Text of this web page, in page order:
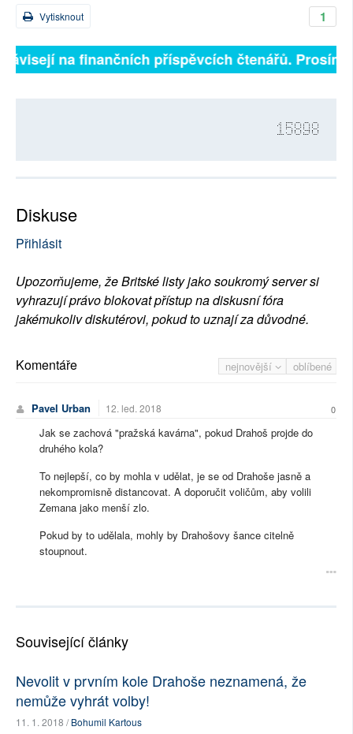
1
Vytisknout
na finančních příspěvcích čtenářů. Prosíme,
15898
Diskuse
Přihlásit
Upozorňujeme, že Britské listy jako soukromý server si
vyhrazují právo blokovat přístup na diskusní fóra
jakémukoliv diskutérovi, pokud to uznají za důvodné.
nejnovější oblíbené
Komentáře
Pavel Urban 12. led. 2018 0
Jak se zachová "pražská kavárna", pokud Drahoš projde do
druhého kola?
To nejlepší, co by mohla v udělat, je se od Drahoše jasně a
nekompromisně distancovat. A doporučit voličům, aby volili
Zemana jako menší zlo.
Pokud by to udělala, mohly by Drahošovy šance citelně
stoupnout.
Související články
Nevolit v prvním kole Drahoše neznamená, že
nemůže vyhrát volby!
11. 1. 2018 /Bohumil Kartous